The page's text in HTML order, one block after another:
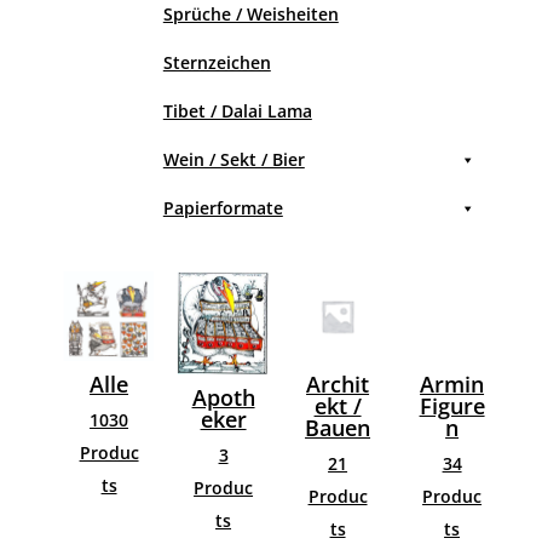
Sprüche / Weisheiten
Sternzeichen
Tibet / Dalai Lama
Wein / Sekt / Bier
Papierformate
Alle
1030
Produc
ts
Apoth
eker
Produc
ts
Archit
ekt /
Bauen
21
Produc
ts
Armin
Figure
n
34
Produc
ts